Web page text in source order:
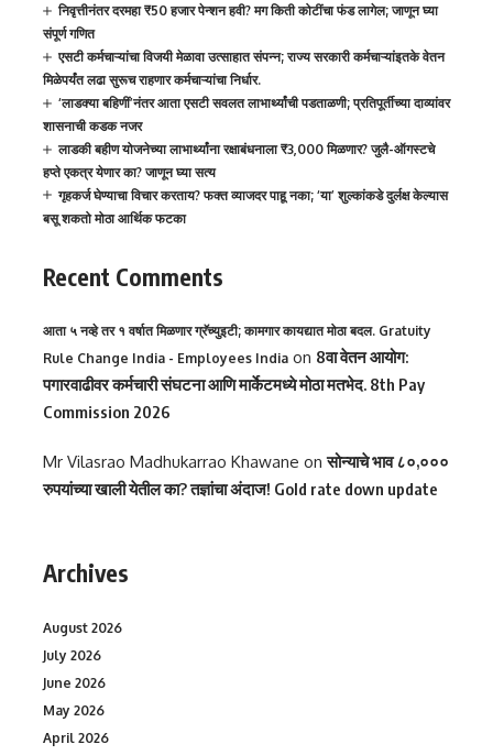
निवृत्तीनंतर दरमहा ₹50 हजार पेन्शन हवी? मग किती कोटींचा फंड लागेल; जाणून घ्या
संपूर्ण गणित
एसटी कर्मचाऱ्यांचा विजयी मेळावा उत्साहात संपन्न; राज्य सरकारी कर्मचाऱ्यांइतके वेतन
मिळेपर्यंत लढा सुरूच राहणार कर्मचाऱ्यांचा निर्धार.
‘लाडक्या बहिणीं’नंतर आता एसटी सवलत लाभार्थ्यांची पडताळणी; प्रतिपूर्तीच्या दाव्यांवर
शासनाची कडक नजर
लाडकी बहीण योजनेच्या लाभार्थ्यांना रक्षाबंधनाला ₹3,000 मिळणार? जुलै-ऑगस्टचे
हप्ते एकत्र येणार का? जाणून घ्या सत्य
गृहकर्ज घेण्याचा विचार करताय? फक्त व्याजदर पाहू नका; ‘या’ शुल्कांकडे दुर्लक्ष केल्यास
बसू शकतो मोठा आर्थिक फटका
Recent Comments
आता ५ नव्हे तर १ वर्षात मिळणार ग्रॅच्युइटी; कामगार कायद्यात मोठा बदल. Gratuity
Rule Change India - Employees India on 8वा वेतन आयोग:
पगारवाढीवर कर्मचारी संघटना आणि मार्केटमध्ये मोठा मतभेद. 8th Pay
Commission 2026
Mr Vilasrao Madhukarrao Khawane onसोन्याचे भाव ८०,०००
रुपयांच्या खाली येतील का? तज्ञांचा अंदाज! Gold rate down update
Archives
August 2026
July 2026
June 2026
May 2026
April 2026